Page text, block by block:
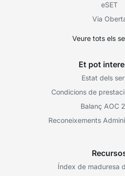
eSET
Via
Veure tots els
Et pot
Estat dels
Condicions de
Balanç AOC
Reconeixements
Índex de maduresa